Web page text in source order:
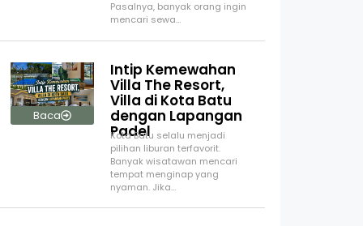
Pasalnya, banyak orang ingin
mencari sewa…
Baca
Intip Kemewahan
Villa The Resort,
Villa di Kota Batu
dengan Lapangan
Padel
Kota Batu selalu menjadi
pilihan liburan terfavorit.
Banyak wisatawan mencari
tempat menginap yang
nyaman. Jika…